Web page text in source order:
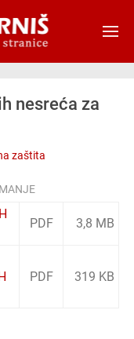
nesreća za
zaštita
PDF 3,8 MB
PDF 319 KB